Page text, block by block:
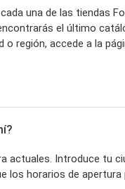
una de las tiendas
el último
región, accede a la
actuales. Introduce tu
los horarios de